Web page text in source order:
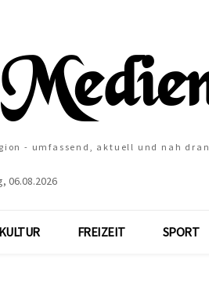
- umfassend, aktuell und nah dran
06.08.2026
KULTUR FREIZEIT SPORT